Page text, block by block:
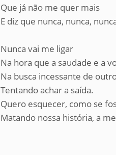
Que já não me quer mais
E diz que nunca, nunca,
Nunca vai me ligar
Na hora que a saudade e a
Na busca incessante de
Tentando achar a saída.
Quero esquecer, como se
Matando nossa história, a